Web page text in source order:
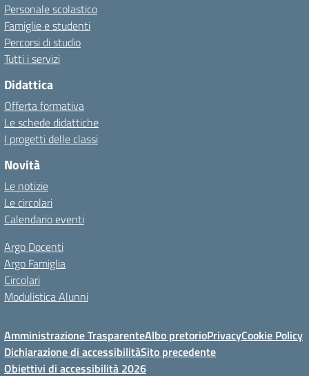
Personale scolastico
Famiglie e studenti
Percorsi di studio
Tutti i servizi
Didattica
Offerta formativa
Le schede didattiche
I progetti delle classi
Novità
Le notizie
Le circolari
Calendario eventi
Argo Docenti
Argo Famiglia
Circolari
Modulistica Alunni
Amministrazione TrasparenteAlbo pretorioPrivacyCookie Policy
Dichiarazione di accessibilitàSito precedente
Obiettivi di accessibilità 2026